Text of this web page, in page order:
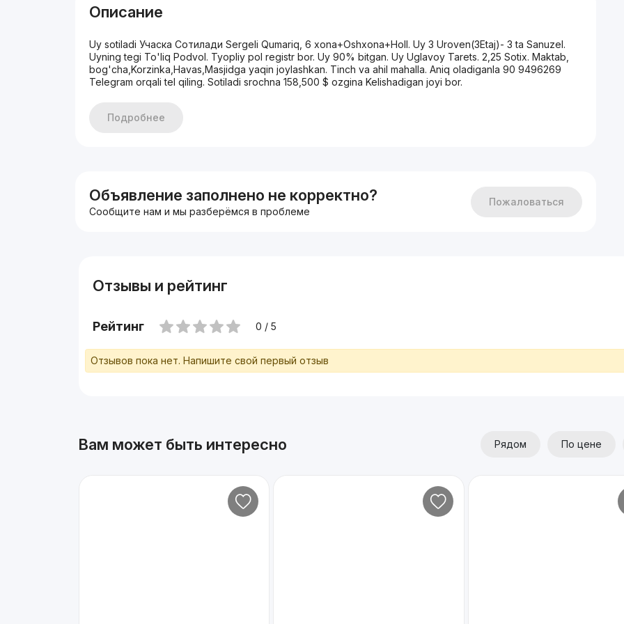
Описание
Uy sotiladi Учаска Сотилади Sergeli Qumariq, 6 xona+Oshxona+Holl. Uy 3 Uroven(3Etaj)- 3 ta Sanuzel.
Uyning tegi To'liq Podvol. Tyopliy pol registr bor. Uy 90% bitgan. Uy Uglavoy Tarets. 2,25 Sotix. Maktab,
bog'cha,Korzinka,Havas,Masjidga yaqin joylashkan. Tinch va ahil mahalla. Aniq oladiganla 90 9496269
Telegram orqali tel qiling. Sotiladi srochna 158,500 $ ozgina Kelishadigan joyi bor.
Подробнее
Объявление заполнено не корректно?
Сообщите нам и мы разберёмся в проблеме
Пожаловаться
Отзывы и рейтинг
Рейтинг 0 / 5
Отзывов пока нет. Напишите свой первый отзыв
Вам может быть интересно Рядом По цене